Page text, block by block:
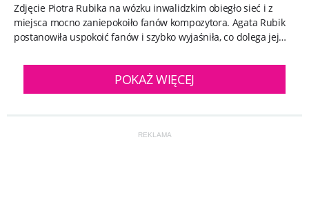
Zdjęcie Piotra Rubika na wózku inwalidzkim obiegło sieć i z
miejsca mocno zaniepokoiło fanów kompozytora. Agata Rubik
postanowiła uspokoić fanów i szybko wyjaśniła, co dolega jej
POKAŻ WIĘCEJ
REKLAMA